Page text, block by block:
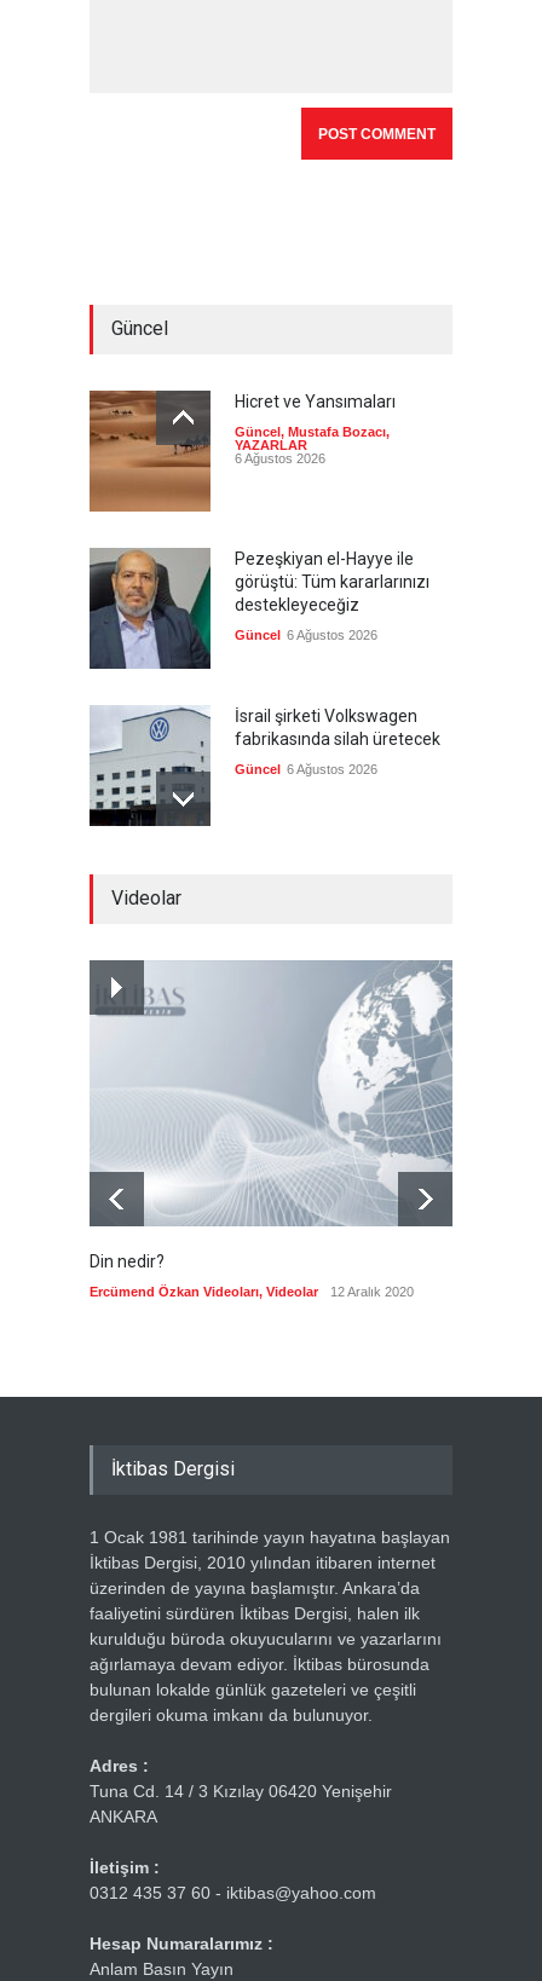
Güncel
Hicret ve Yansımaları
Güncel , Mustafa Bozacı,
YAZARLAR
6 Ağustos 2026
Pezeşkiyan el-Hayye ile
görüştü: Tüm kararlarınızı
destekleyeceğiz
Güncel 6 Ağustos 2026
İsrail şirketi Volkswagen
fabrikasında silah üretecek
Güncel 6 Ağustos 2026
Siyonist katil, İran'a tek
başına saldırmaktan söz etti
6 Ağustos 2026
Videolar
Din nedir?
Ercümend Özkan Videoları, Videolar 12 Aralık 2020
İktibas Dergisi
1 Ocak 1981 tarihinde yayın hayatına başlayan
İktibas Dergisi, 2010 yılından itibaren internet
üzerinden de yayına başlamıştır. Ankara’da
faaliyetini sürdüren İktibas Dergisi, halen ilk
kurulduğu büroda okuyucularını ve yazarlarını
ağırlamaya devam ediyor. İktibas bürosunda
bulunan lokalde günlük gazeteleri ve çeşitli
dergileri okuma imkanı da bulunuyor.
Adres :
Tuna Cd. 14 / 3 Kızılay 06420 Yenişehir
ANKARA
İletişim :
0312 435 37 60 - iktibas@yahoo.com
Hesap Numaralarımız :
Anlam Basın Yayın